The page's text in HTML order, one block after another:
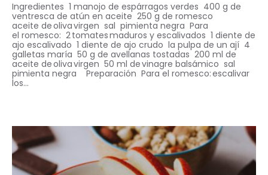
Ingredientes 1 manojo de espárragos verdes 400 g de
ventresca de atún en aceite 250 g de romesco
aceite de oliva virgen sal pimienta negra Para
el romesco: 2 tomates maduros y escalivados 1 diente de
ajo escalivado 1 diente de ajo crudo la pulpa de un ají 4
galletas maría 50 g de avellanas tostadas 200 ml de
aceite de oliva virgen 50 ml de vinagre balsámico sal
pimienta negra Preparación Para el romesco: escalivar
los…